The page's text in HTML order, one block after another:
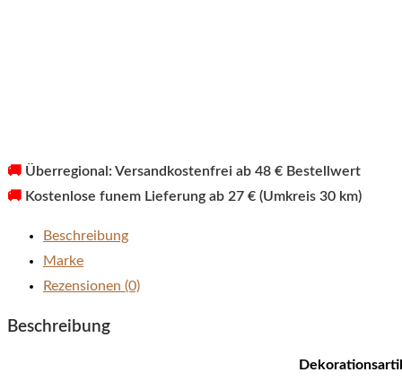
🚚 Überregional: Versandkostenfrei ab 48 € Bestellwert
🚚 Kostenlose funem Lieferung ab 27 € (Umkreis 30 km)
Beschreibung
Marke
Rezensionen (0)
Beschreibung